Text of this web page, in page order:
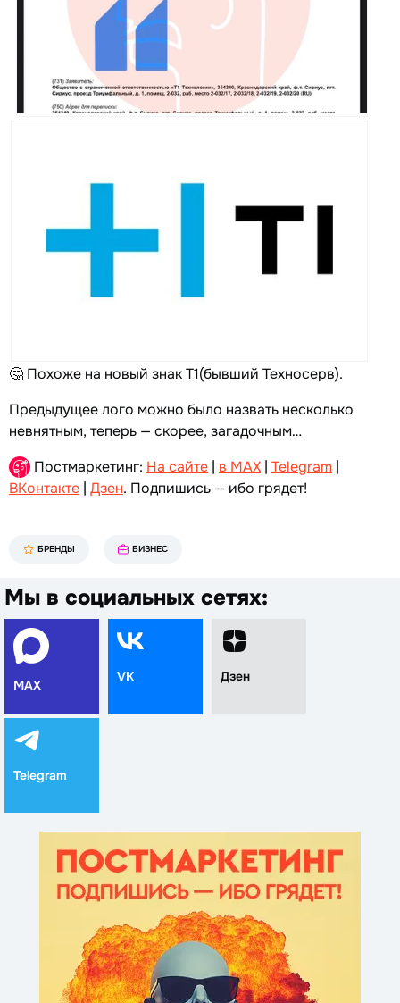
🤔 Похоже на новый знак Т1(бывший Техносерв).
Предыдущее лого можно было назвать несколько
невнятным, теперь — скорее, загадочным…
Постмаркетинг: На сайте | в MAX | Telegram |
ВКонтакте | Дзен. Подпишись — ибо грядет!
БРЕНДЫ БИЗНЕС
Мы в социальных сетях:
MAX
VK Дзен
Telegram